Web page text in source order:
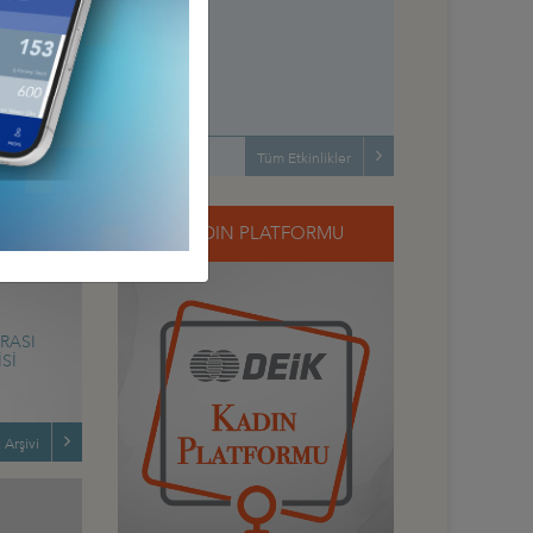
Tüm Etkinlikler
Arşivi
DEİK KADIN PLATFORMU